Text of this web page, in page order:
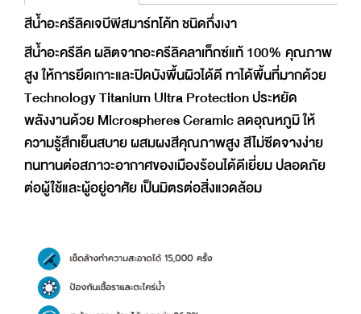
สีน้ำอะครีลิคเจบีพีสมาร์ทโค้ท ชนิดกึ่งเงา
สีน้ำอะครีลีค ผลิตจากอะครีลิคลาเท็กซ์แท้ 100% คุณภาพ
สูง ให้การยึดเกาะและปิดบังพื้นผิวได้ดี ทาได้พื้นที่มากด้วย
Technology Titanium Ultra Protection ประหยัด
พลังงานด้วย Microspheres Ceramic ลดอุณหภูมิ ให้
ความรู้สึกเย็นสบาย ผสมผงสีคุณภาพสูง สีไม่ซีดจางง่าย
ทนทานต่อสภาวะอากาศของเมืองร้อนได้ดีเยี่ยม ปลอดภัย
ต่อผู้ใช้และผู้อยู่อาศัย เป็นมิตรต่อสิ่งแวดล้อม